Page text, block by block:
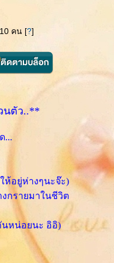
คน [?]
นตัว..**
...
ห้อยู่ห่างๆนะจ๊ะ)
งกรายมาในชีวิต
นหน่อยนะ อิอิ)